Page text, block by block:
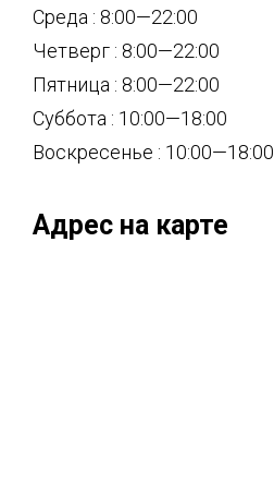
Среда : 8:00—22:00
Четверг : 8:00—22:00
Пятница : 8:00—22:00
Суббота : 10:00—18:00
Воскресенье : 10:00—18:00
Адрес на карте